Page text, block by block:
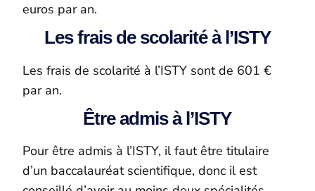
euros par an.
Les frais de scolarité à l’ISTY
Les frais de scolarité à l’ISTY sont de 601 €
par an.
Être admis à l’ISTY
Pour être admis à l’ISTY, il faut être titulaire
d’un baccalauréat scientifique, donc il est